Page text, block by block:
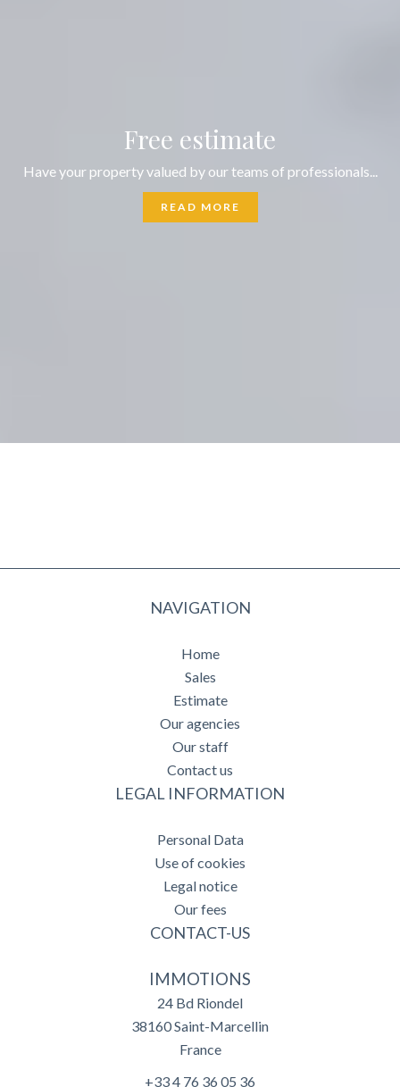
Free estimate
Have your property valued by our teams of professionals...
READ MORE
NAVIGATION
Home
Sales
Estimate
Our agencies
Our staff
Contact us
LEGAL INFORMATION
Personal Data
Use of cookies
Legal notice
Our fees
CONTACT-US
IMMOTIONS
24 Bd Riondel
38160Saint-Marcellin
France
+33 4 76 36 05 36